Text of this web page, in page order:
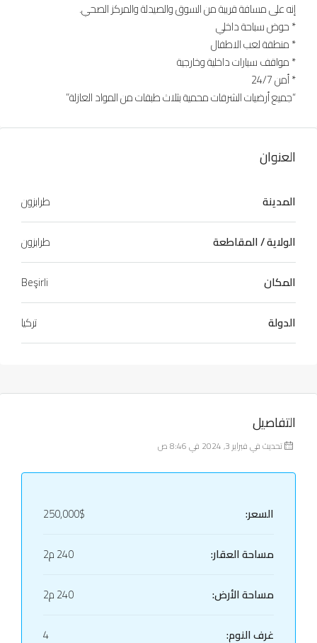
إنه على مسافة قريبة من السوق والصيدلة والمركز الصحي.
* حوض سباحة داخلي
* منطقة لعب الاطفال
* مواقف سيارات داخلية وخارجية
* أمن 24/7
“جميع أرضيات الشرفات محمية بثلاث طبقات من المواد العازلة”
العنوان
المدينة
طرابزون
الولاية / المقاطعة
طرابزون
المكان
Beşirli
الدولة
تركيا
التفاصيل
تحديث في فبراير 3, 2024 في 8:46 ص
السعر:
250,000$
مساحة العقار:
240 م2
مساحة الأرض:
240 م2
غرف النوم:
4